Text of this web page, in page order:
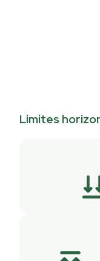
Limites